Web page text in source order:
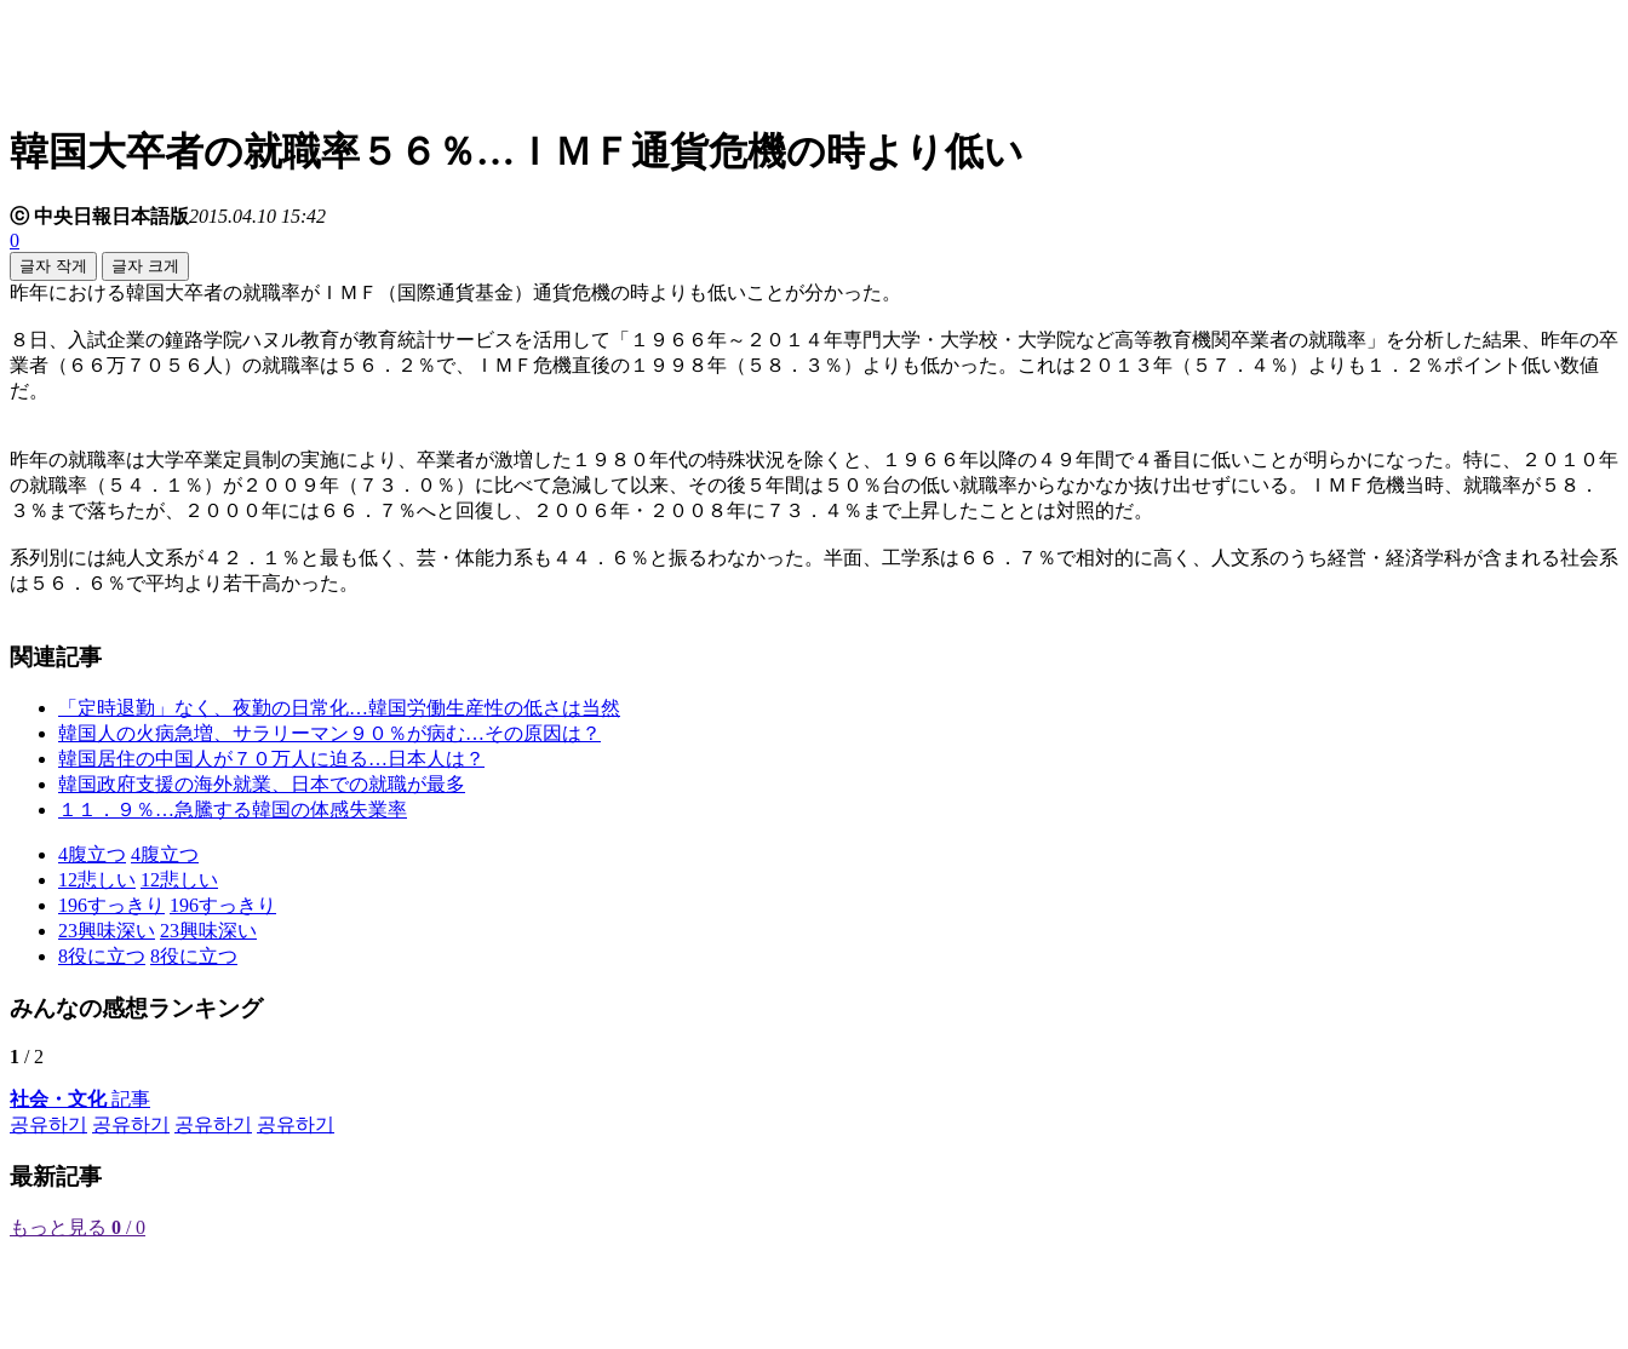
韓国大卒者の就職率５６％…ＩＭＦ通貨危機の時より低い
ⓒ 中央日報日本語版2015.04.10 15:42
0
글자 작게 글자 크게
昨年における韓国大卒者の就職率がＩＭＦ（国際通貨基金）通貨危機の時よりも低いことが分かった。
８日、入試企業の鐘路学院ハヌル教育が教育統計サービスを活用して「１９６６年～２０１４年専門大学・大学校・大学院など高等教育機関卒業者の就職率」を分析した結果、昨年の卒
業者（６６万７０５６人）の就職率は５６．２％で、ＩＭＦ危機直後の１９９８年（５８．３％）よりも低かった。これは２０１３年（５７．４％）よりも１．２％ポイント低い数値
だ。
昨年の就職率は大学卒業定員制の実施により、卒業者が激増した１９８０年代の特殊状況を除くと、１９６６年以降の４９年間で４番目に低いことが明らかになった。特に、２０１０年
の就職率（５４．１％）が２００９年（７３．０％）に比べて急減して以来、その後５年間は５０％台の低い就職率からなかなか抜け出せずにいる。ＩＭＦ危機当時、就職率が５８．
３％まで落ちたが、２０００年には６６．７％へと回復し、２００６年・２００８年に７３．４％まで上昇したこととは対照的だ。
系列別には純人文系が４２．１％と最も低く、芸・体能力系も４４．６％と振るわなかった。半面、工学系は６６．７％で相対的に高く、人文系のうち経営・経済学科が含まれる社会系
は５６．６％で平均より若干高かった。
関連記事
「定時退勤」なく、夜勤の日常化…韓国労働生産性の低さは当然
韓国人の火病急増、サラリーマン９０％が病む…その原因は？
韓国居住の中国人が７０万人に迫る…日本人は？
韓国政府支援の海外就業、日本での就職が最多
１１．９％…急騰する韓国の体感失業率
4腹立つ 4腹立つ
12悲しい 12悲しい
196すっきり 196すっきり
23興味深い 23興味深い
8役に立つ 8役に立つ
みんなの感想ランキング
1 / 2
社会・文化記事
공유하기
공유하기 공유하기 공유하기
最新記事
もっと見る 0 / 0